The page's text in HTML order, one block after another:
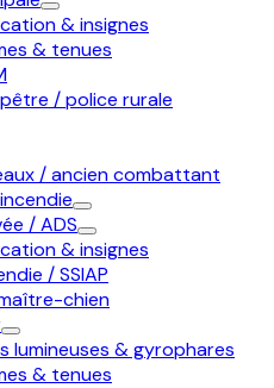
& insignes
& tenues
/ police rurale
/ ancien combattant
/ ADS
& insignes
/ SSIAP
chien
lumineuses & gyrophares
& tenues